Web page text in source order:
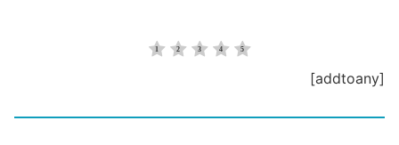
[addtoany]